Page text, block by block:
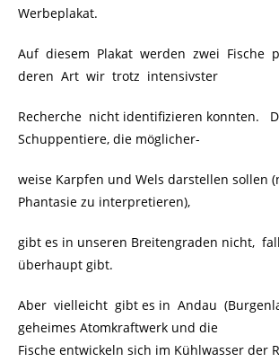
Werbeplakat.
Auf diesem Plakat werden zwei Fische
deren Art wir trotz intensivster
Recherche nicht identifizieren konnten.
Schuppentiere, die möglicher-
weise Karpfen und Wels darstellen sollen
Phantasie zu interpretieren),
gibt es in unseren Breitengraden nicht,
überhaupt gibt.
Aber vielleicht gibt es in Andau
geheimes Atomkraftwerk und die
Fische entwickeln sich im Kühlwasser der